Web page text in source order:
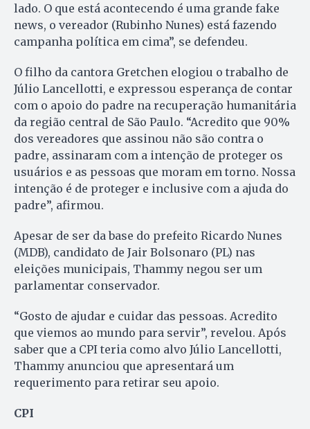
lado. O que está acontecendo é uma grande fake
news, o vereador (Rubinho Nunes) está fazendo
campanha política em cima”, se defendeu.
O filho da cantora Gretchen elogiou o trabalho de
Júlio Lancellotti, e expressou esperança de contar
com o apoio do padre na recuperação humanitária
da região central de São Paulo. “Acredito que 90%
dos vereadores que assinou não são contra o
padre, assinaram com a intenção de proteger os
usuários e as pessoas que moram em torno. Nossa
intenção é de proteger e inclusive com a ajuda do
padre”, afirmou.
Apesar de ser da base do prefeito Ricardo Nunes
(MDB), candidato de Jair Bolsonaro (PL) nas
eleições municipais, Thammy negou ser um
parlamentar conservador.
“Gosto de ajudar e cuidar das pessoas. Acredito
que viemos ao mundo para servir”, revelou. Após
saber que a CPI teria como alvo Júlio Lancellotti,
Thammy anunciou que apresentará um
requerimento para retirar seu apoio.
CPI